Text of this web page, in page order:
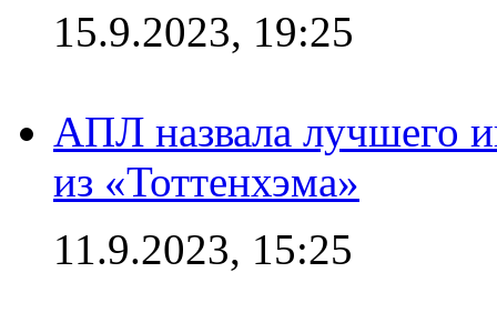
15.9.2023, 19:25
АПЛ назвала лучшего
из «Тоттенхэма»
11.9.2023, 15:25